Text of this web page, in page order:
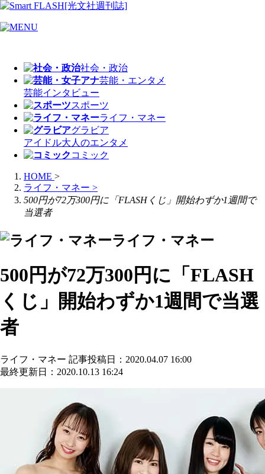
社会・政治
芸能・エンタメ
芸能インタビュー
スポーツ
ライフ・マネー
グラビア
アイドル大人のエンタメ
コミック
HOME >
ライフ・マネー >
500円が72万300円に「FLASHくじ」開始わずか1週間で
当選者
ライフ・マネー
500円が72万300円に「FLASH
くじ」開始わずか1週間で当選
者
ライフ・マネー 記事投稿日：2020.04.07 16:00
最終更新日：2020.10.13 16:24